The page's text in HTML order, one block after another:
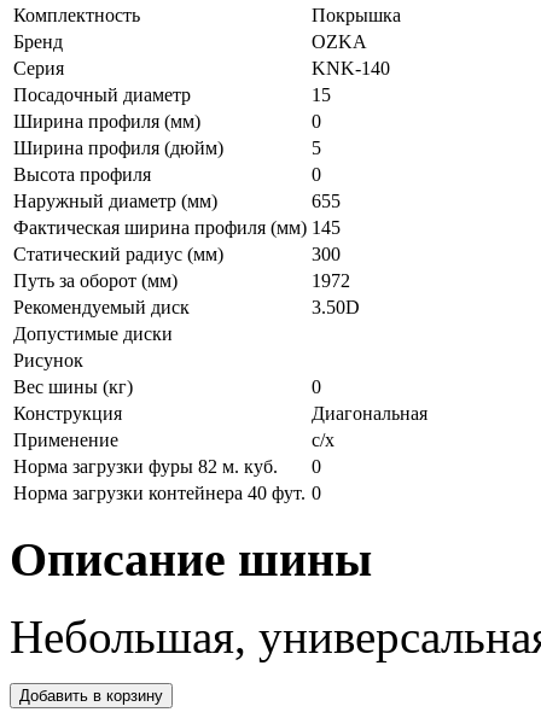
Комплектность
Покрышка
Бренд
OZKA
Серия
KNK-140
Посадочный диаметр
15
Ширина профиля (мм)
0
Ширина профиля (дюйм)
5
Высота профиля
0
Наружный диаметр (мм)
655
Фактическая ширина профиля (мм) 145
Статический радиус (мм)
300
Путь за оборот (мм)
1972
Рекомендуемый диск
3.50D
Допустимые диски
Рисунок
Вес шины (кг)
0
Конструкция
Диагональная
Применение
с/х
Норма загрузки фуры 82 м. куб.
0
Норма загрузки контейнера 40 фут. 0
Описание шины
Небольшая,